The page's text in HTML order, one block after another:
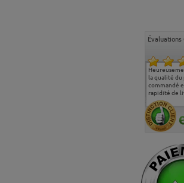
Évaluations
la qualité
commandé
rapidité de